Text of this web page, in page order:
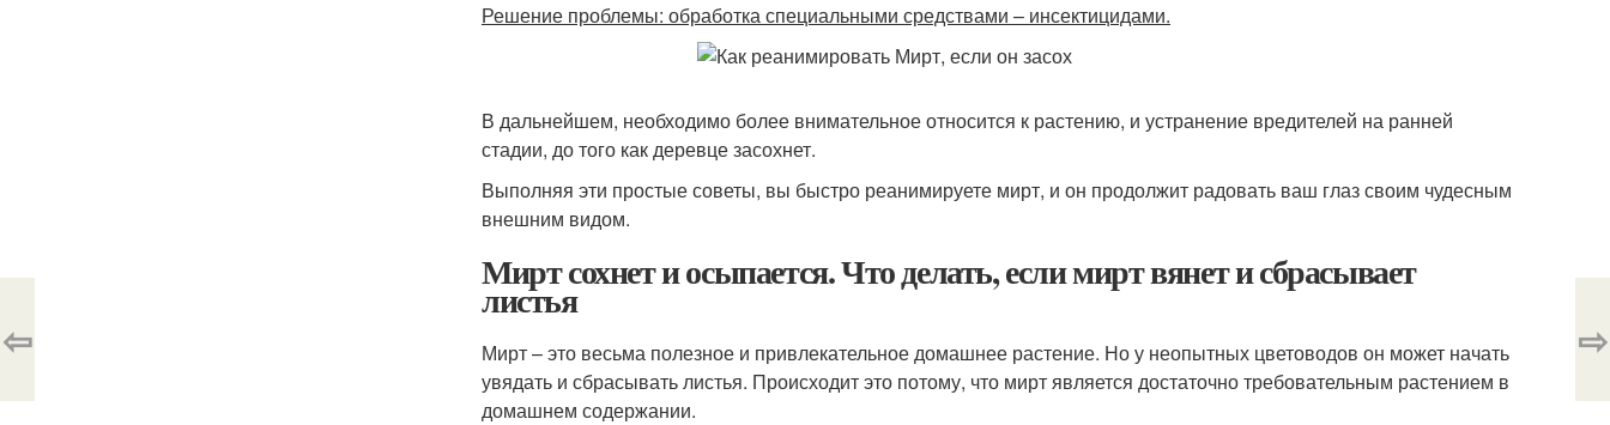
Решение проблемы: обработка специальными средствами – инсектицидами.
В дальнейшем, необходимо более внимательное относится к растению, и устранение вредителей на ранней
стадии, до того как деревце засохнет.
Выполняя эти простые советы, вы быстро реанимируете мирт, и он продолжит радовать ваш глаз своим чудесным
внешним видом.
Мирт сохнет и осыпается. Что делать, если мирт вянет и сбрасывает
листья
Мирт – это весьма полезное и привлекательное домашнее растение. Но у неопытных цветоводов он может начать
увядать и сбрасывать листья. Происходит это потому, что мирт является достаточно требовательным растением в
домашнем содержании.
⇦ ⇨